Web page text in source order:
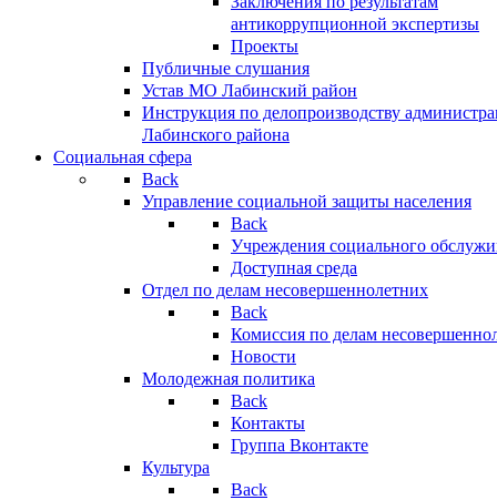
антикоррупционной экспертизы
Проекты
Публичные слушания
Устав МО Лабинский район
Инструкция по делопроизводству
Лабинского района
Социальная сфера
Back
Управление социальной защиты населения
Back
Учреждения социального
Доступная среда
Отдел по делам несовершеннолетних
Back
Комиссия по делам
Новости
Молодежная политика
Back
Контакты
Группа Вконтакте
Культура
Back